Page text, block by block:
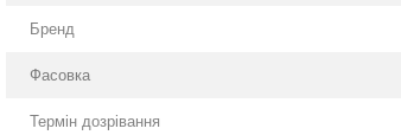
Бренд
Фасовка
Термін дозрівання